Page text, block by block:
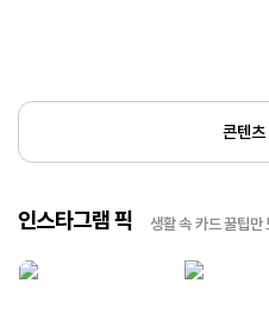
콘텐츠
인스타그램 픽 생활 속 카드 꿀팁만